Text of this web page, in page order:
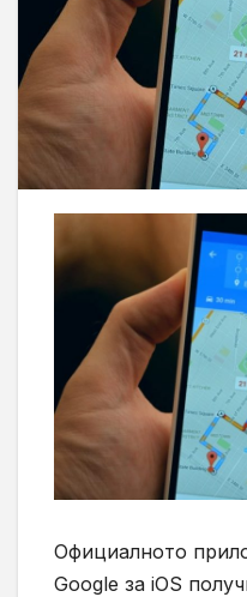
Официалното
Google за iOS